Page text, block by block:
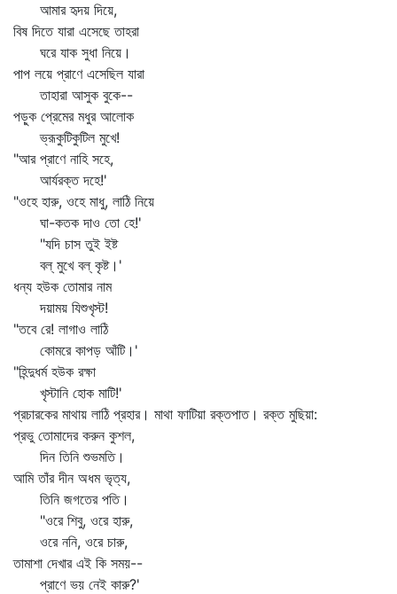
আমার হৃদয় দিয়ে,
বিষ দিতে যারা এসেছে তাহরা
ঘরে যাক সুধা নিয়ে।
পাপ লয়ে প্রাণে এসেছিল যারা
তাহারা আসুক বুকে--
পড়ুক প্রেমের মধুর আলোক
ভ্রূকুটিকুটিল মুখে!
"আর প্রাণে নাহি সহে,
আর্যরক্ত দহে!'
"ওহে হারু, ওহে মাধু, লাঠি নিয়ে
ঘা-কতক দাও তো হে!'
"যদি চাস তুই ইষ্ট
বল্‌ মুখে বল্‌ কৃষ্ট।'
ধন্য হউক তোমার নাম
দয়াময় যিশুখৃস্ট!
"তবে রে! লাগাও লাঠি
কোমরে কাপড় আঁটি।'
"হিন্দুধর্ম হউক রক্ষা
খৃস্টানি হোক মাটি!'
প্রচারকের মাথায় লাঠি প্রহার। মাথা ফাটিয়া রক্তপাত। রক্ত মুছিয়া:
প্রভু তোমাদের করুন কুশল,
দিন তিনি শুভমতি।
আমি তাঁর দীন অধম ভৃত্য,
তিনি জগতের পতি।
"ওরে শিবু, ওরে হারু,
ওরে ননি, ওরে চারু,
তামাশা দেখার এই কি সময়--
প্রাণে ভয় নেই কারু?'